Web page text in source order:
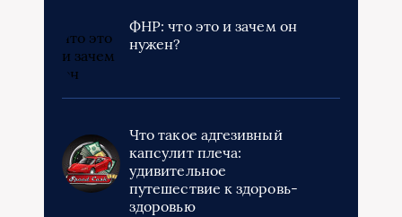
ФНР: что это и зачем он
нужен?
Что такое адгезивный
капсулит плеча:
удивительное
путешествие к здоровь-
здоровью